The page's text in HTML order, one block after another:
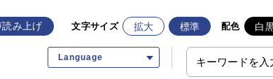
読み上げ 文字サイズ 拡大 標準 配色 白
Language